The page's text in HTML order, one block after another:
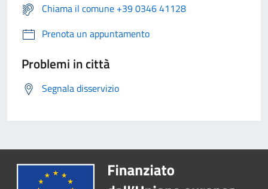
Chiama il comune +39 0346 41128
Prenota un appuntamento
Problemi in città
Segnala disservizio